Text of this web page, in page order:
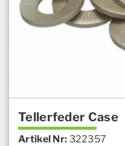
Tellerfeder Case
Artikel Nr: 322357